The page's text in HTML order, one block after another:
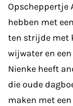
Opscheppertje
hebben met
ten strijde met
wijwater en
Nienke heeft
die oude
maken met